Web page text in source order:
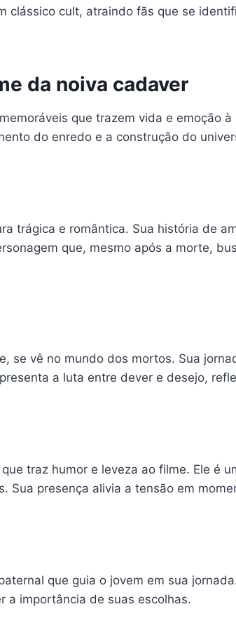
clássico cult, atraindo fãs que se
da noiva cadaver
que trazem vida e emoção
do enredo e a construção do
trágica e romântica. Sua história de
que, mesmo após a morte,
se vê no mundo dos mortos. Sua
a luta entre dever e desejo,
que traz humor e leveza ao filme. Ele é
Sua presença alivia a tensão em
que guia o jovem em sua
a importância de suas escolhas.